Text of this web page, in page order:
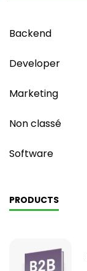
Backend
Developer
Marketing
Non classé
Software
PRODUCTS